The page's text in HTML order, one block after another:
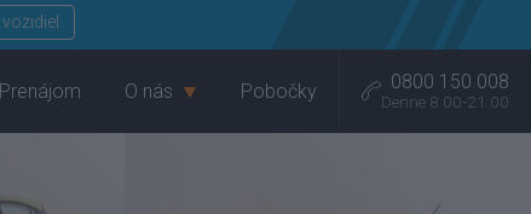
Prenájom O nás Pobočky 0800 150 008
Denne 8.00-21.00